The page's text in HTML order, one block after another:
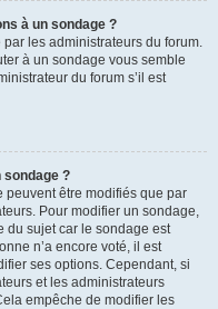
à un sondage ?
par les administrateurs du forum.
à un sondage vous semble
du forum s’il est
?
peuvent être modifiés que par
Pour modifier un sondage,
du sujet car le sondage est
n’a encore voté, il est
ses options. Cependant, si
et les administrateurs
empêche de modifier les